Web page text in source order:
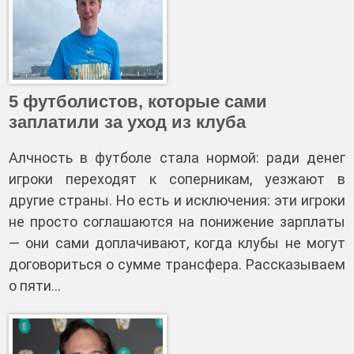
5 футболистов, которые сами
заплатили за уход из клуба
Алчность в футболе стала нормой: ради денег
игроки переходят к соперникам, уезжают в
другие страны. Но есть и исключения: эти игроки
не просто соглашаются на понижение зарплаты
— они сами доплачивают, когда клубы не могут
договориться о сумме трансфера. Рассказываем
о пяти…